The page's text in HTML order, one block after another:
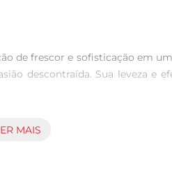
de frescor e sofisticação em
descontraída. Sua leveza e
MAIS